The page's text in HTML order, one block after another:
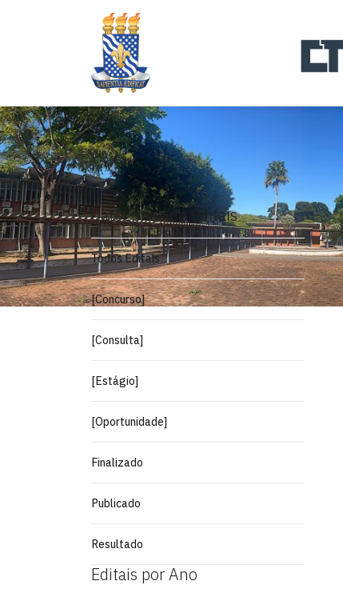
Categorias de Editais
Todos Editais
[Concurso]
[Consulta]
[Estágio]
[Oportunidade]
Finalizado
Publicado
Resultado
Editais por Ano